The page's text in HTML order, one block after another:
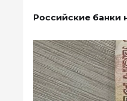
Российские банки